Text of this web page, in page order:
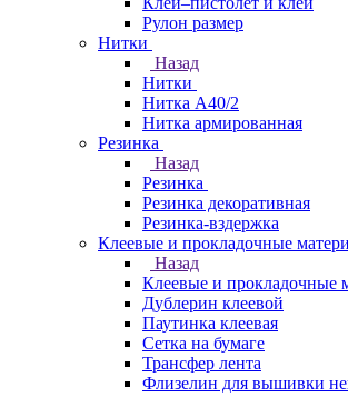
Рулон размер
Нитки
Назад
Нитки
Нитка А40/2
Нитка армированная
Резинка
Назад
Резинка
Резинка декоративная
Резинка-вздержка
Клеевые и прокладочные
Назад
Клеевые и прокладочные
Дублерин клеевой
Паутинка клеевая
Сетка на бумаге
Трансфер лента
Флизелин для вышивки